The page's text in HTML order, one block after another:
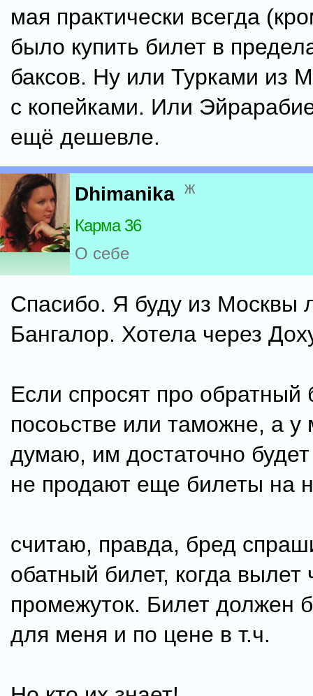
мая практически всегда
было купить билет в
баксов. Ну или Турками из
с копейками. Или
ещё дешевле.
Dhimanika ж
Карма 36
О себе
Спасибо. Я буду из Москвы
Бангалор. Хотела через
Если спросят про обратный
посоьстве или таможне, а у
думаю, им достаточно будет
не продают еще билеты на
считаю, правда, бред
обатный билет, когда вылет
промежуток. Билет должен
для меня и по цене в т.ч.